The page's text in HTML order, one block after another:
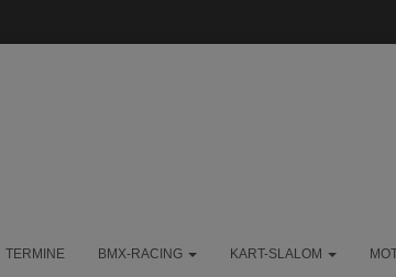
TERMINE BMX-RACING KART-SLALOM